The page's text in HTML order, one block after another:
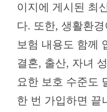
이지에 게시된 최
다. 또한, 생활환
보험 내용도 함께
결혼, 출산, 자녀
요한 보호 수준도
한 번 가입하면 끝